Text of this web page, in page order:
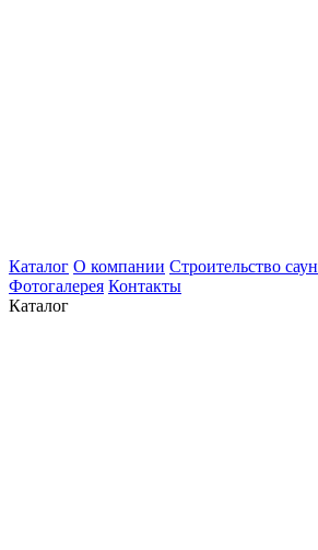
Каталог О компании Строительство саун
Фотогалерея Контакты
Каталог